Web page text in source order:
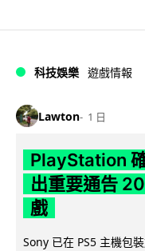
科技娛樂 遊戲情報
Lawton 1 日
PlayStation
出重要通告
戲
Sony 已在 PS5 主機包